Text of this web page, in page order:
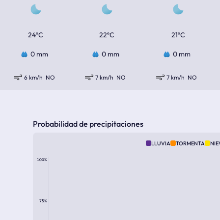
24ºC 22ºC 21ºC
0 mm 0 mm 0 mm
6 km/h NO 7 km/h NO 7 km/h NO
Probabilidad de precipitaciones
LLUVIA TORMENTA
100%
75%